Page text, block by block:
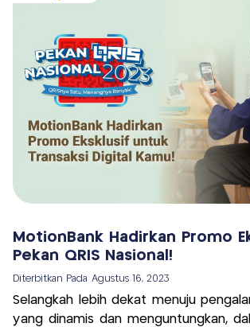
MotionBank Hadirkan Promo
Pekan QRIS Nasional!
Diterbitkan Pada Agustus 16, 2023
Selangkah lebih dekat menuju
yang dinamis dan menguntungkan,